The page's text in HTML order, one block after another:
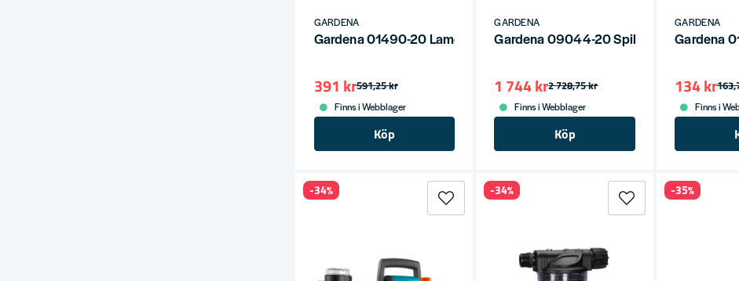
GARDENA
Gardena 01490-20 Lamellpump för borrmaskin
591,25 kr
391 kr
Finns i Webblager
Köp
GARDENA
Gardena 09044-20 Spillvattenpump
2 728,75 kr
1 744 kr
Finns i Webblager
Köp
GARDENA
Gardena
134 kr
Finns i
-34% -34% -35%